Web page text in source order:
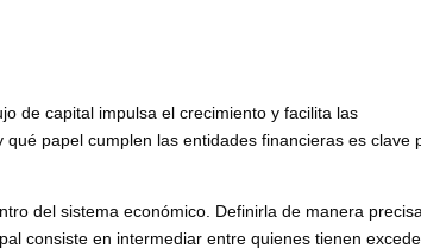
de capital impulsa el crecimiento y facilita las
qué papel cumplen las entidades financieras es clave
del sistema económico. Definirla de manera precisa
consiste en intermediar entre quienes tienen